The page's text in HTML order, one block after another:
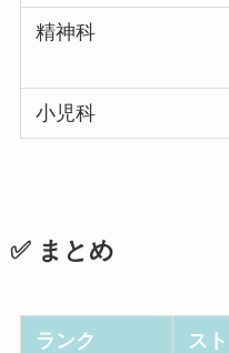
精神科
小児科
✅ まとめ
ランク ス